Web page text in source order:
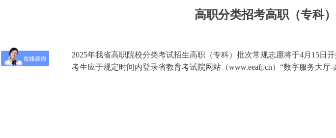
高职分类招考高职（专科
2025年我省高职院校分类考试招生高职（专科）批次常规志愿将于4月15日
考生应于规定时间内登录省教育考试院网站（www.eeafj.cn）“数字服务大厅-